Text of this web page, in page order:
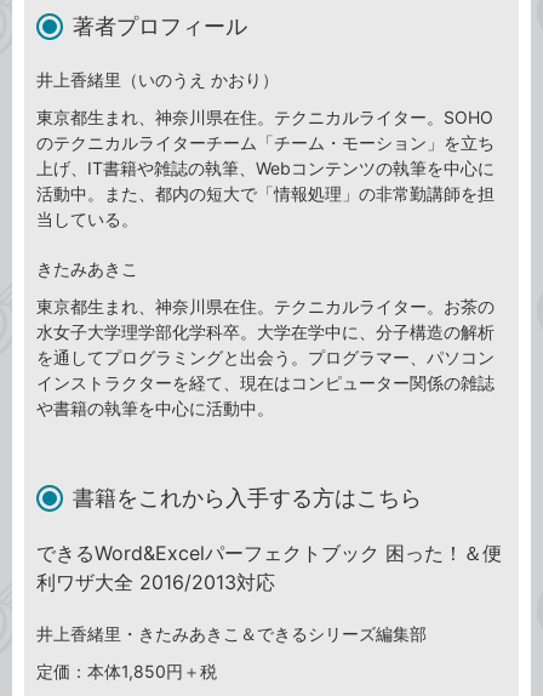
著者プロフィール
井上香緒里（いのうえ かおり）
東京都生まれ、神奈川県在住。テクニカルライター。SOHO
のテクニカルライターチーム「チーム・モーション」を立ち
上げ、IT書籍や雑誌の執筆、Webコンテンツの執筆を中心に
活動中。また、都内の短大で「情報処理」の非常勤講師を担
当している。
きたみあきこ
東京都生まれ、神奈川県在住。テクニカルライター。お茶の
水女子大学理学部化学科卒。大学在学中に、分子構造の解析
を通してプログラミングと出会う。プログラマー、パソコン
インストラクターを経て、現在はコンピューター関係の雑誌
や書籍の執筆を中心に活動中。
書籍をこれから入手する方はこちら
できるWord&Excelパーフェクトブック 困った！＆便
利ワザ大全 2016/2013対応
井上香緒里・きたみあきこ＆できるシリーズ編集部
定価：本体1,850円＋税